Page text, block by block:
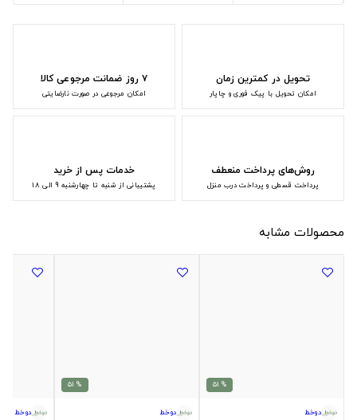
تحویل در کمترین زمان
امکان تحویل با پیک فوری و چاپار
۷ روز ضمانت مرجوعی کالا
امکان مرجوعی در صورت نارضایتی
روش‌های پرداخت منعطف
پرداخت قسطی و پرداخت درب منزل
خدمات پس از خرید
پشتیبانی از شنبه تا چهارشنبه 9 الی 18
محصولات مشابه
% 51
دوخط
% 51
دوخط دوخط